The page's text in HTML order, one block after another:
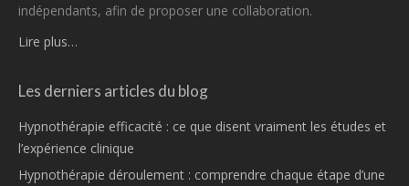
indépendants, afin de proposer une collaboration.
Lire plus…
Les derniers articles du blog
Hypnothérapie efficacité : ce que disent vraiment les études et
l’expérience clinique
Hypnothérapie déroulement : comprendre chaque étape d’une